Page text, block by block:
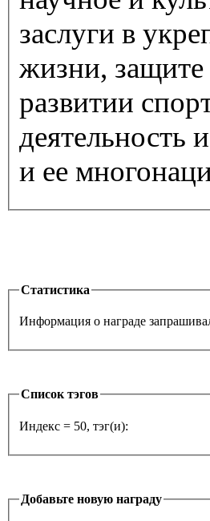
заслуги в
жизни, защите
развитии
деятельность
и ее
Статистика
Информация о награде
Список тэгов
Индекс = 50, тэг(и):
Добавьте новую награду